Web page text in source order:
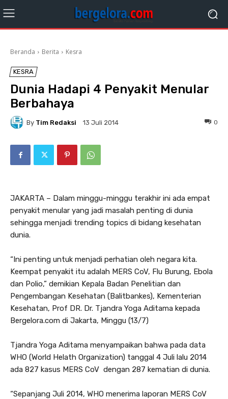
Beranda Berita Kesra
KESRA
Dunia Hadapi 4 Penyakit Menular
Berbahaya
By Tim Redaksi 13 Juli 2014 0
JAKARTA – Dalam minggu-minggu terakhir ini ada empat
penyakit menular yang jadi masalah penting di dunia
sehingga menjadi trending topics di bidang kesehatan
dunia.
“Ini penting untuk menjadi perhatian oleh negara kita.
Keempat penyakit itu adalah MERS CoV, Flu Burung, Ebola
dan Polio,” demikian Kepala Badan Penelitian dan
Pengembangan Kesehatan (Balitbankes), Kementerian
Kesehatan, Prof DR. Dr. Tjandra Yoga Aditama kepada
Bergelora.com di Jakarta, Minggu (13/7)
Tjandra Yoga Aditama menyampaikan bahwa pada data
WHO (World Helath Organization) tanggal 4 Juli lalu 2014
ada 827 kasus MERS CoV dengan 287 kematian di dunia.
“Sepanjang Juli 2014, WHO menerima laporan MERS CoV